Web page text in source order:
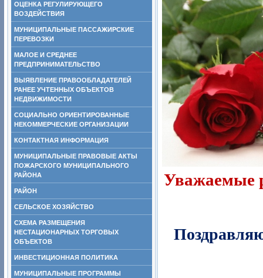
ОЦЕНКА РЕГУЛИРУЮЩЕГО
ВОЗДЕЙСТВИЯ
МУНИЦИПАЛЬНЫЕ ПАССАЖИРСКИЕ
ПЕРЕВОЗКИ
МАЛОЕ И СРЕДНЕЕ
ПРЕДПРИНИМАТЕЛЬСТВО
ВЫЯВЛЕНИЕ ПРАВООБЛАДАТЕЛЕЙ
РАНЕЕ УЧТЕННЫХ ОБЪЕКТОВ
НЕДВИЖИМОСТИ
СОЦИАЛЬНО ОРИЕНТИРОВАННЫЕ
НЕКОММЕРЧЕСКИЕ ОРГАНИЗАЦИИ
КОНТАКТНАЯ ИНФОРМАЦИЯ
МУНИЦИПАЛЬНЫЕ ПРАВОВЫЕ АКТЫ
ПОЖАРСКОГО МУНИЦИПАЛЬНОГО
РАЙОНА
РАЙОН
СЕЛЬСКОЕ ХОЗЯЙСТВО
СХЕМА РАЗМЕЩЕНИЯ
НЕСТАЦИОНАРНЫХ ТОРГОВЫХ
ОБЪЕКТОВ
ИНВЕСТИЦИОННАЯ ПОЛИТИКА
МУНИЦИПАЛЬНЫЕ ПРОГРАММЫ
Уважаемые